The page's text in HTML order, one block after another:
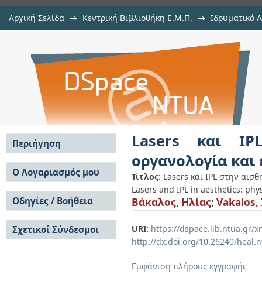
Αρχική Σελίδα → Κεντρική Βιβλιοθήκη Ε.Μ.Π. → Ιδρυματικό
Lasers και IPL στην αισθητική:
Lasers και
οργανολογία
Τίτλος: Lasers και IPL στην
Lasers and IPL in aesthetics:
Βάκαλος, Ηλίας; Vakalos,
URI: https://dspace.lib.ntua.gr/
http://dx.doi.org/10.26240/
Εμφάνιση πλήρους εγγραφής
Περιήγηση
Σε όλο το DSpace
Κοινότητες & Συλλογές
Ανά Ημερομηνία
Έκδοσης
Συγγραφείς
Τίτλοι
Θέματα
Ο Λογαριασμός μου
Σύνδεση
Εγγραφή
Οδηγίες / Βοήθεια
Οδηγίες Υποβολής
Οδηγίες Χρήσης ΙΑ
Συχνές Ερωτήσεις
Σχετικοί Σύνδεσμοι